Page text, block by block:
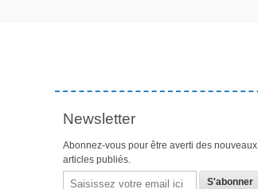
Newsletter
Abonnez-vous pour être averti des nouveaux
articles publiés.
Email